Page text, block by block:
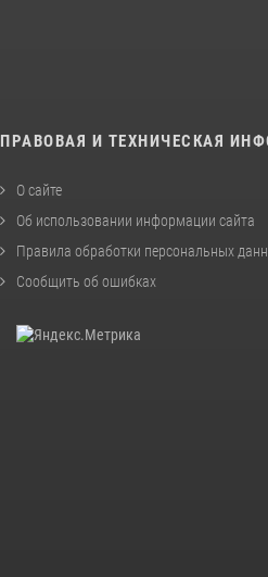
ПРАВОВАЯ И ТЕХНИЧЕСКАЯ
О сайте
Об использовании информации сайта
Правила обработки персональных
Сообщить об ошибках